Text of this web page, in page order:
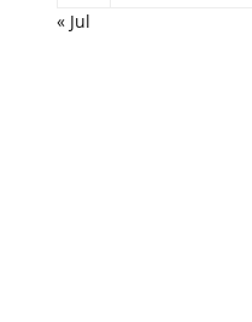
« Jul